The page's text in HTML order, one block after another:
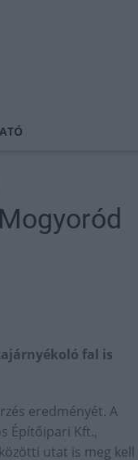
fal is
eredményét. A
Építőipari Kft.,
utat is meg kell